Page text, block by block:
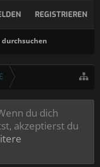
durchsuchen
REGISTRIEREN
du dich
akzeptierst du